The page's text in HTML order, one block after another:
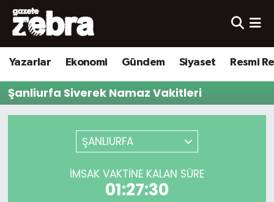
Yazarlar Ekonomi Gündem Siyaset Resmi
Şanliurfa Siverek Namaz Vakitleri
ŞANLIURFA
İMSAK VAKTINE KALAN SÜRE
01:27:30
Yazarlar
Ekonomi
Kültür-Sanat
Nöbetçi Eczaneler
Hava Durumu
Trafik Durumu
Süper Lig Puan Durumu ve Fikstür
Tüm Manşetler